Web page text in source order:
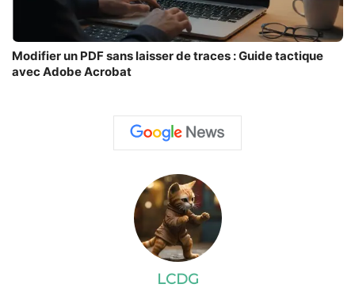
Modifier un PDF sans laisser de traces : Guide tactique
avec Adobe Acrobat
LCDG